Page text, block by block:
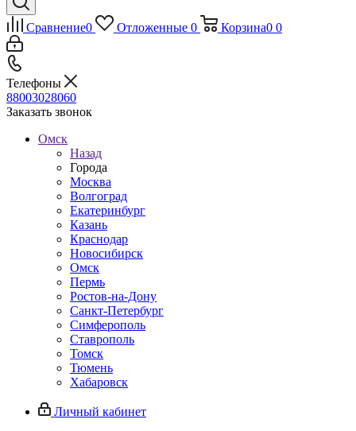
Сравнение0 Отложенные 0 Корзина0 0
Телефоны
88003028060
Заказать звонок
Омск
Назад
Города
Москва
Волгоград
Екатеринбург
Казань
Краснодар
Новосибирск
Омск
Пермь
Ростов-на-Дону
Санкт-Петербург
Симферополь
Ставрополь
Томск
Тюмень
Хабаровск
Личный кабинет